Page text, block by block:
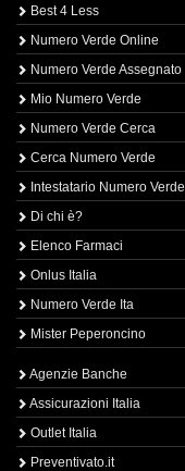
Best 4 Less
Numero Verde Online
Numero Verde Assegnato
Mio Numero Verde
Numero Verde Cerca
Cerca Numero Verde
Intestatario Numero Verde
Di chi è?
Elenco Farmaci
Onlus Italia
Numero Verde Ita
Mister Peperoncino
Agenzie Banche
Assicurazioni Italia
Outlet Italia
Preventivato.it